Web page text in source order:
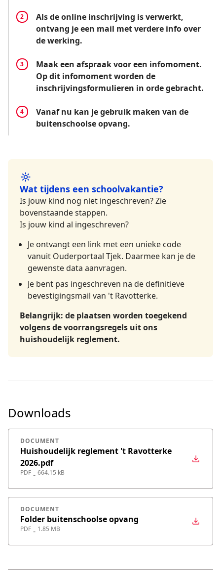
Als de online inschrijving is verwerkt,
ontvang je een mail met verdere info over
de werking.
Maak een afspraak voor een infomoment.
Op dit infomoment worden de
inschrijvingsformulieren in orde gebracht.
Vanaf nu kan je gebruik maken van de
buitenschoolse opvang.
Wat tijdens een schoolvakantie?
Is jouw kind nog niet ingeschreven? Zie
bovenstaande stappen.
Is jouw kind al ingeschreven?
Je ontvangt een link met een unieke code
vanuit Ouderportaal Tjek. Daarmee kan je de
gewenste data aanvragen.
Je bent pas ingeschreven na de definitieve
bevestigingsmail van 't Ravotterke.
Belangrijk: de plaatsen worden toegekend
volgens de voorrangsregels uit ons
huishoudelijk reglement.
Downloads
DOCUMENT
Huishoudelijk reglement 't Ravotterke
2026.pdf
PDF - 664.15 kB
DOCUMENT
Folder buitenschoolse opvang
PDF - 1.85 MB